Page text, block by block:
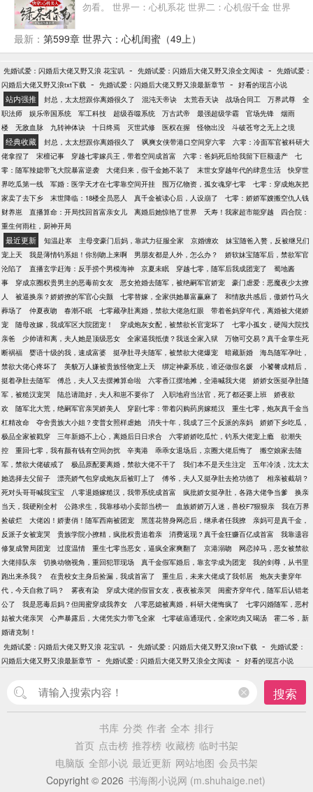
限，请移步正文。）”
勿看。 世界一：心机系花 世界二：心机假千金 世界
最新： 第599章 世界六：心机闺蜜（49上）
先婚试爱：闪婚后大佬又野又浪 花宝叽 - 先婚试爱：闪婚后大佬又野又浪全文阅读 - 先婚试爱：
闪婚后大佬又野又浪txt下载 - 先婚试爱：闪婚后大佬又野又浪最新章节 - 好看的现言小说
站内强推 封总，太太想跟你离婚很久了 混沌天帝诀 太荒吞天诀 战场合同工 万界武尊
全
职法师
娱乐帝国系统 军工科技 超级吞噬系统 万古武帝 最强超级学霸 官场先锋
烟雨
楼
无敌血脉 九转神体诀 十日终焉 灭世武修 医权在握 怪物出没 斗破苍穹之无上之境
经典收藏 封总，太太想跟你离婚很久了 飒爽女侠带港口空间穿六零
六零：冷面军官被科研大
佬拿捏了
宋檀记事 穿越七零嫁兵王，带着空间成首富 六零：爸妈死后给我留下巨额遗产
七
零：随军辣媳带飞大院暴富逆袭
大佬归来，假千金她不装了 末世女穿越年代的肆意生活
快穿世
界吃瓜第一线
军婚：医学天才在七零靠空间开挂 囤万亿物资，孤女魂穿七零
七零：穿成炮灰把
家卖了去下乡
末世降临：18楼全员恶人 真千金被读心后，人设崩了
七零：娇娇军嫂搬空仇人钱
财养崽
直播算命：开局找回首富亲女儿 离婚后她惊艳了世界 夭寿！我家超市能穿越
四合院：
重生何雨柱，厨神开局
最近更新 知温赴寒 主母变豪门后妈，靠武力征服全家 京婚缠欢
妹宝随爸入赘，反被继兄们
宠上天
我是薄情钓系姐！你别吻上来啊 男朋友都是人外，怎么办？
娇软妹宝随军后，禁欲军官
沦陷了
直播玄学赶海：反手捞个男模海神 京夏未眠 穿越七零，随军后我成团宠了
蜀地酱
事
穿成京圈权贵男主的恶毒前女友 恶女抢婚去随军，被绝嗣军官娇宠
豪门虐爱：恶魔夜少太撩
人
被逼换亲？娇娇撩的军官心尖颤 七零替嫁，全家供她暴富赢麻了
和情敌共感后，傲娇竹马火
葬场了
仲夏夜吻 春潮不眠 七零藏孕肚离婚，禁欲大佬急红眼
带着爸妈穿年代，离婚被大佬娇
宠
随母改嫁，我成军区大院团宠！ 穿成炮灰女配，被禁欲长官宠坏了
七零小孤女，硬闯大院找
亲爸
少帅请和离，夫人她是顶级恶女 全家逼我抵债？我送全家入狱
万物可交易？真千金掌生死
断祸福
婴语十级的我，速成富婆 挺孕肚寻夫随军，被禁欲大佬爆宠 暗藏新婚
海岛随军孕吐，
禁欲大佬心疼坏了
美貌万人嫌被贵族怪物宠上天 绑定神豪系统，谁还做假名媛
小饕餮成精后，
挺着孕肚去随军
傅总，夫人又去摆摊算命啦 六零香江摆地摊，全港喊我大佬
娇娇女医挺孕肚随
军，被糙汉宠哭
陆总请跪好，夫人和崽不要你了 入职地府当法官，死了都还要上班
娇夜欲
欢
随军北大荒，绝嗣军官亲哭娇美人 穿剧七零：带着闪购药房嫁糙汉
重生七零，炮灰真千金当
杠精改命
夺舍贵族大小姐？变普女照样虐她 消失十年，我成了三个反派的亲妈
娇娇下乡吃瓜，
极品全家被戳穿
三年新婚不上心，离婚后日日求合 六零娇娇吃瓜忙，钓系大佬宠上瘾
欲潮失
控
重回七零，我有颜有钱有空间勿扰 辛夷港 乖乖女退场后，京圈大佬后悔了
搬空娘家去随
军，禁欲大佬破戒了
极品原配要离婚，禁欲大佬不干了 我们本不是天生注定
五年冷淡，沈太太
她选择去父留子
漂亮娇气包穿成炮灰后被盯上了 傅爷，夫人又挺孕肚去抢功德了
相亲被截胡？
死对头哥哥喊我宝宝
八零退婚嫁糙汉，我带系统成首富 疯批娇女挺孕肚，各路大佬争当爹
换亲
当天，我硬刚全村
公路求生，我靠移动小卖部当榜一 血族娇娇万人迷，兽校F7狠狠亲
我在万界
捡破烂
大佬凶！娇妻俏！随军西南被团宠 黑莲花替身网恋后，继承者任我撩
亲妈可是真千金，
反派子女被宠哭
贵族学院小撩精，疯批权贵追着亲 消费返现？真千金狂赚百亿成首富
我靠遗容
修复成警局团宠
过度温情 重生七零当恶女，逼疯全家爽翻了 京港溺吻
网恋掉马，恶女被禁欲
大佬排队亲
切换动物视角，重回犯罪现场 真千金假军婚后，靠玄学成为团宠
我的剑尊，从书里
跑出来杀我？
在贵校女主身后捡漏，我成首富了 重生后，未来大佬成了我邻居
炮灰夫妻穿年
代，今天自救了吗？
雾夜有染 穿成大佬的假冒女友，夜夜被亲哭
闺蜜齐穿年代，随军后认错老
公了
我是恶毒后妈？但闺蜜穿成我养女 八零恶媳被离婚，科研大佬悔疯了
七零闪婚随军，恶村
姑被大佬亲哭
心声暴露后，大佬凭实力带飞全家 七零破庙通现代，全家吃肉又喝汤
霍二爷，新
婚请克制！
先婚试爱：闪婚后大佬又野又浪 花宝叽 - 先婚试爱：闪婚后大佬又野又浪txt下载 - 先婚试爱：
闪婚后大佬又野又浪最新章节 - 先婚试爱：闪婚后大佬又野又浪全文阅读 - 好看的现言小说
搜索
书库 分类 作者 全本 排行
首页 点击榜 推荐榜 收藏榜 临时书架
电脑版 全部小说 最近更新 网站地图 会员书架
Copyright © 2026 书海阁小说网 (m.shuhaige.net)